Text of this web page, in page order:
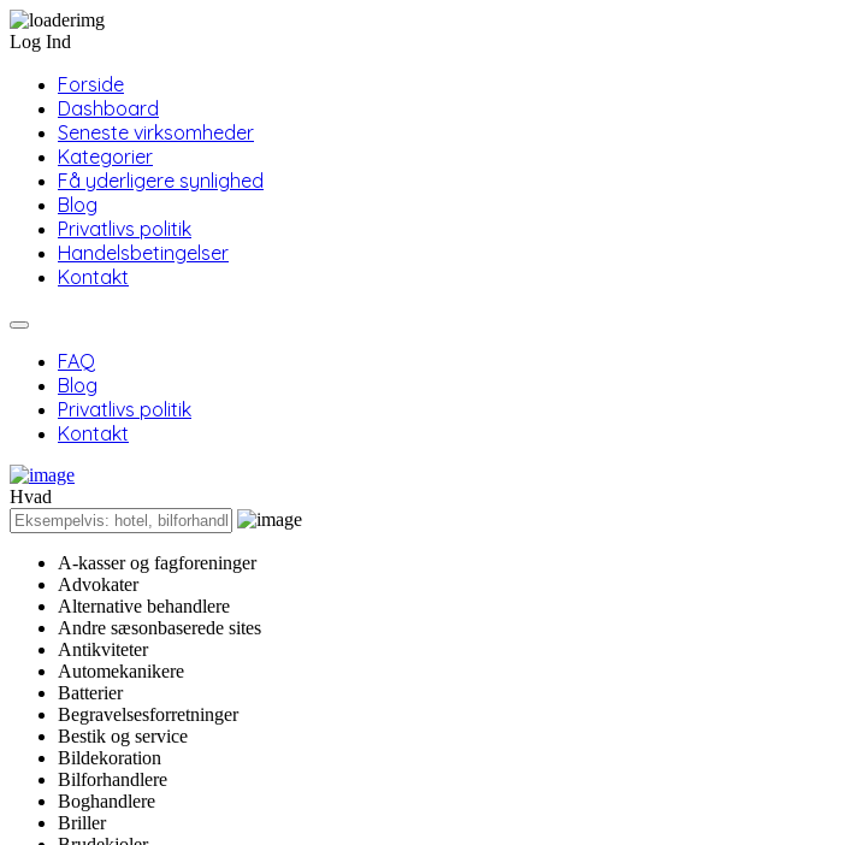
Log Ind
Forside
Dashboard
Seneste virksomheder
Kategorier
Få yderligere synlighed
Blog
Privatlivs politik
Handelsbetingelser
Kontakt
FAQ
Blog
Privatlivs politik
Kontakt
Hvad
A-kasser og fagforeninger
Advokater
Alternative behandlere
Andre sæsonbaserede sites
Antikviteter
Automekanikere
Batterier
Begravelsesforretninger
Bestik og service
Bildekoration
Bilforhandlere
Boghandlere
Briller